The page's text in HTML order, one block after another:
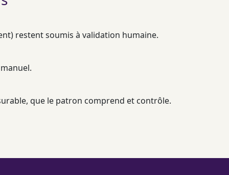
restent soumis à validation humaine.
que le patron comprend et contrôle.